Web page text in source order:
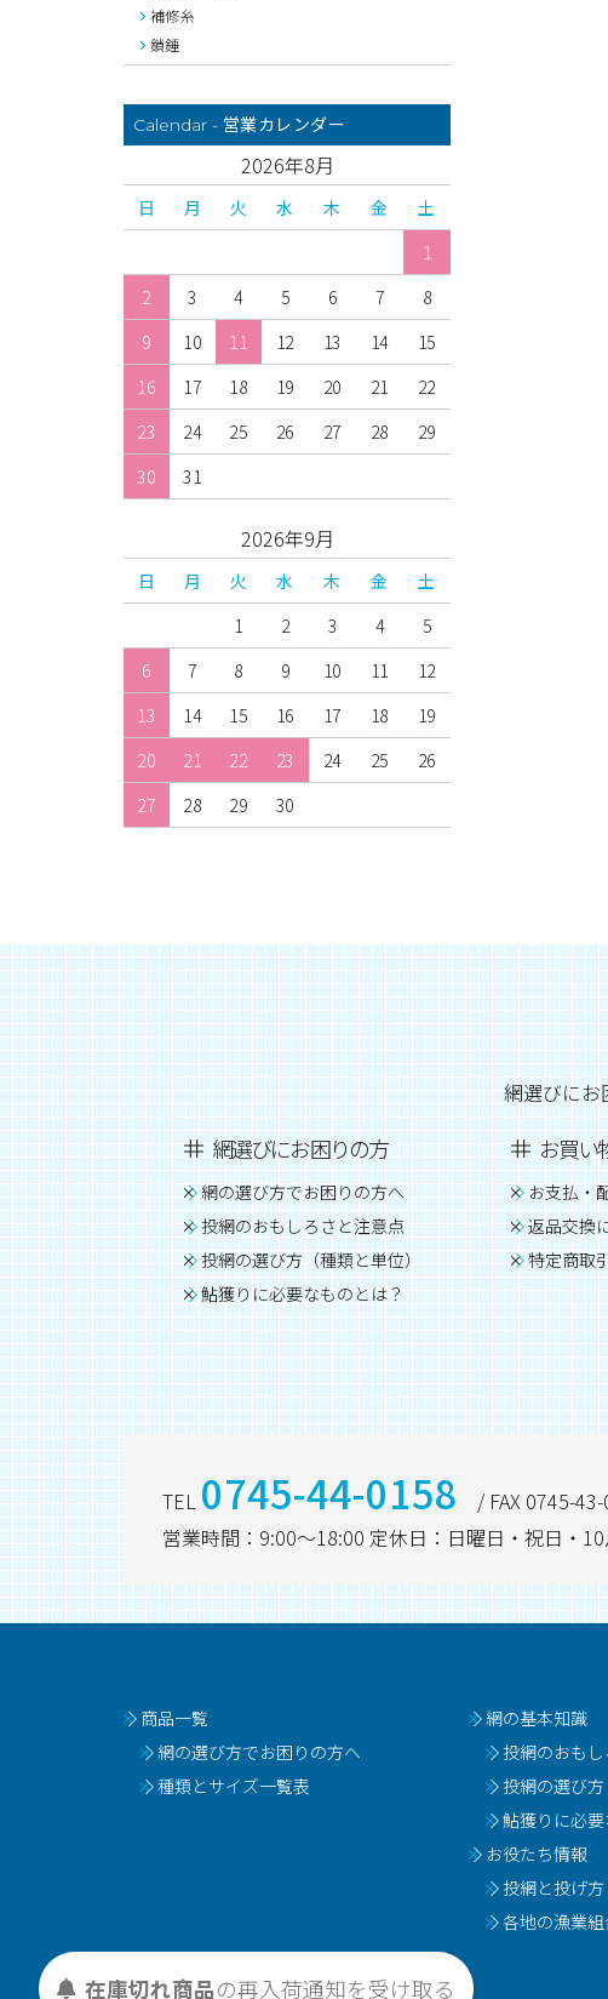
補修糸
鎖錘
Calendar - 営業カレンダー
2026年8月
日 月 火 水 木 金
土
1
2
3 4 5 6 7
8
9
10 11 12 13 14
15
16
17 18 19 20 21
22
23
24 25 26 27 28
29
30
31
2026年9月
日 月 火 水 木 金
土
1
2 3 4
5
6
7 8 9 10 11
12
13
14 15 16 17 18
19
20
21 22 23 24 25
26
27
28 29 30
網選びにお
網選びにお困りの方
網の選び方でお困りの方へ
投網のおもしろさと注意点
投網の選び方（種類と単位）
鮎獲りに必要なものとは？
お買い
お支払・
返品交換
特定商取
TEL 0745-44-0158
/ FAX 0745-
営業時間：9:00～18:00 定休日：日曜日・祝日・
商品一覧
網の選び方でお困りの方へ
種類とサイズ一覧表
網の基本知識
投網のおも
投網の選び方
鮎獲りに必
お役たち情報
投網と投げ
各地の漁業
在庫切れ商品の再入荷通知を受け取る